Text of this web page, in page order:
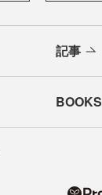
記事
BOOKS